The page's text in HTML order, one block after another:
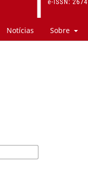
Notícias Sobre